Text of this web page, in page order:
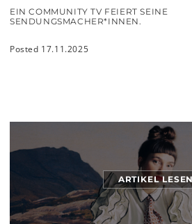
EIN COMMUNITY TV FEIERT SEINE
SENDUNGSMACHER*INNEN.
Posted 17.11.2025
ARTIKEL LESEN